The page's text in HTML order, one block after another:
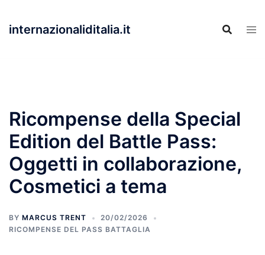
content
internazionaliditalia.it
Ricompense della Special
Edition del Battle Pass:
Oggetti in collaborazione,
Cosmetici a tema
BY MARCUS TRENT
20/02/2026
RICOMPENSE DEL PASS BATTAGLIA